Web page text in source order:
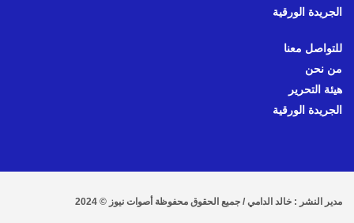
الجريدة الورقية
للتواصل معنا
من نحن
هيئة التحرير
الجريدة الورقية
مدير النشر : خالد الدامي / جميع الحقوق محفوظة أصوات نيوز © 2024